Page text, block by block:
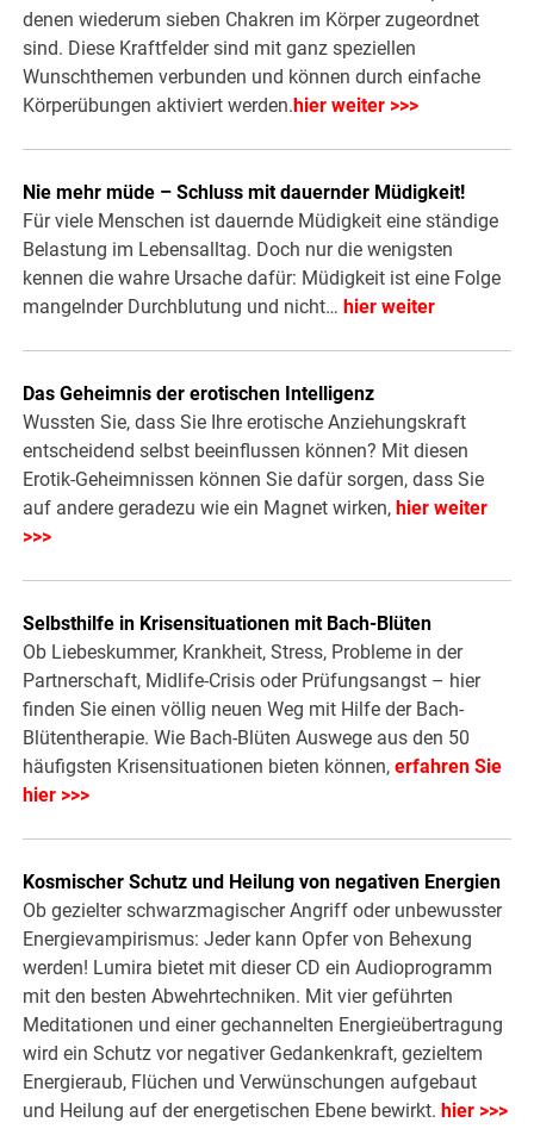
denen wiederum sieben Chakren im Körper zugeordnet
sind. Diese Kraftfelder sind mit ganz speziellen
Wunschthemen verbunden und können durch einfache
Körperübungen aktiviert werden. hier weiter >>>
Nie mehr müde – Schluss mit dauernder Müdigkeit!
Für viele Menschen ist dauernde Müdigkeit eine ständige
Belastung im Lebensalltag. Doch nur die wenigsten
kennen die wahre Ursache dafür: Müdigkeit ist eine Folge
mangelnder Durchblutung und nicht… hier weiter
Das Geheimnis der erotischen Intelligenz
Wussten Sie, dass Sie Ihre erotische Anziehungskraft
entscheidend selbst beeinflussen können? Mit diesen
Erotik-Geheimnissen können Sie dafür sorgen, dass Sie
auf andere geradezu wie ein Magnet wirken, hier weiter
>>>
Selbsthilfe in Krisensituationen mit Bach-Blüten
Ob Liebeskummer, Krankheit, Stress, Probleme in der
Partnerschaft, Midlife-Crisis oder Prüfungsangst – hier
finden Sie einen völlig neuen Weg mit Hilfe der Bach-
Blütentherapie. Wie Bach-Blüten Auswege aus den 50
häufigsten Krisensituationen bieten können,erfahren Sie
hier >>>
Kosmischer Schutz und Heilung von negativen Energien
Ob gezielter schwarzmagischer Angriff oder unbewusster
Energievampirismus: Jeder kann Opfer von Behexung
werden! Lumira bietet mit dieser CD ein Audioprogramm
mit den besten Abwehrtechniken. Mit vier geführten
Meditationen und einer gechannelten Energieübertragung
wird ein Schutz vor negativer Gedankenkraft, gezieltem
Energieraub, Flüchen und Verwünschungen aufgebaut
und Heilung auf der energetischen Ebene bewirkt. hier >>>